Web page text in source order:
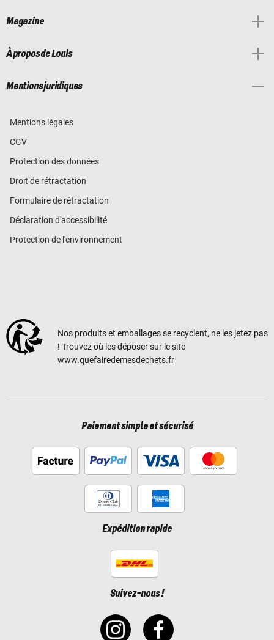
Magazine
À propos de Louis
Mentions juridiques
Mentions légales
CGV
Protection des données
Droit de rétractation
Formulaire de rétractation
Déclaration d'accessibilité
Protection de l'environnement
Nos produits et emballages se recyclent, ne les jetez pas
! Trouvez où les déposer sur le site
www.quefairedemesdechets.fr
Paiement simple et sécurisé
Expédition rapide
Suivez-nous !